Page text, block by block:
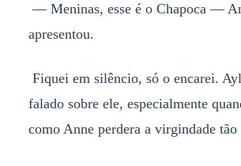
— Meninas, esse é o Chapoca —
apresentou.
Fiquei em silêncio, só o encarei.
falado sobre ele, especialmente
como Anne perdera a virgindade tão